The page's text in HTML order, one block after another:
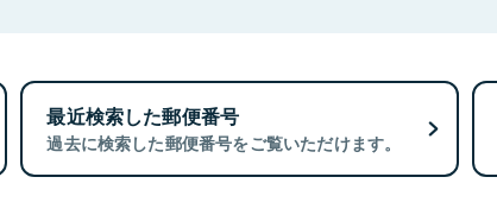
最近検索した郵便番号
過去に検索した郵便番号をご覧いただけます。